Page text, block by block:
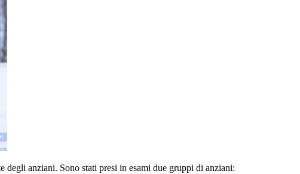
anziani. Sono stati presi in esami due gruppi di anziani: